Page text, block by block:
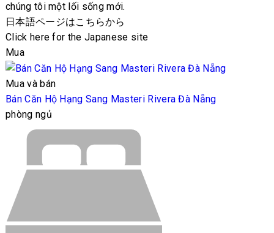
chúng tôi một lối sống mới.
日本語ページはこちらから
Click here for the Japanese site
Mua
Mua và bán
Bán Căn Hộ Hạng Sang Masteri Rivera Đà Nẵng
phòng ngủ